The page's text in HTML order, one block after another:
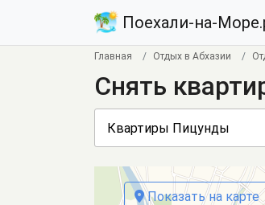
Поехали-на-
Главная Отдых в Абхазии
Снять
Показать на карте